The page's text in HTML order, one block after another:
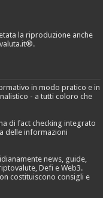
la riproduzione anche
in modo pratico e in
- a tutti coloro che
di fact checking integrato
delle informazioni
news, guide,
Defi e Web3.
costituiscono consigli e